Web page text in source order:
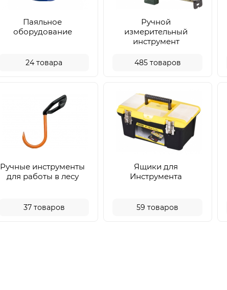
Паяльное
оборудование
24товара
Ручной
измерительный
инструмент
485 товаров
Ручные инструменты
для работы в лесу
37 товаров
Ящики для
Инструмента
59товаров